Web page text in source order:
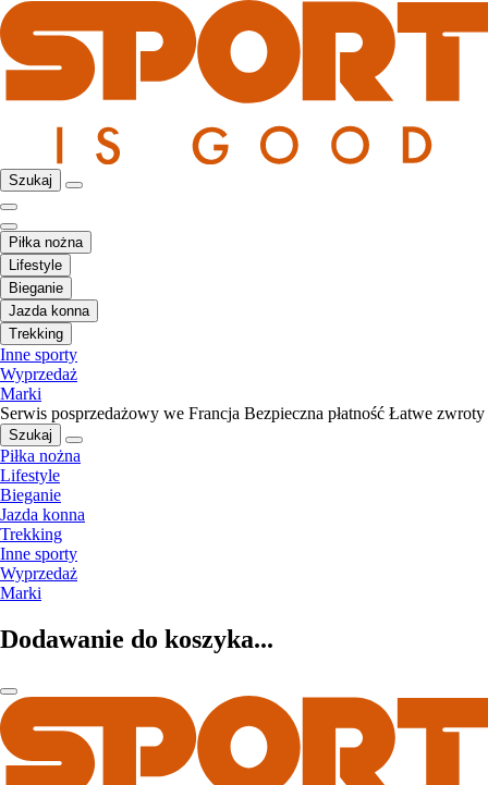
Szukaj
Piłka nożna
Lifestyle
Bieganie
Jazda konna
Trekking
Inne sporty
Wyprzedaż
Marki
Serwis posprzedażowy we Francja Bezpieczna płatność Łatwe zwroty
Szukaj
Piłka nożna
Lifestyle
Bieganie
Jazda konna
Trekking
Inne sporty
Wyprzedaż
Marki
Dodawanie do koszyka...